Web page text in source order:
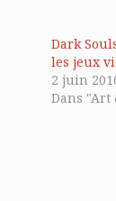
Dark
les jeux
2 juin
Dans "Art